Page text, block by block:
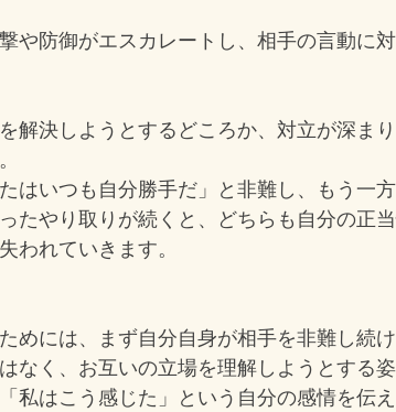
や防御がエスカレートし、相手の言動に
解決しようとするどころか、対立が深ま
はいつも自分勝手だ」と非難し、もう一
たやり取りが続くと、どちらも自分の正
われていきます。
めには、まず自分自身が相手を非難し続け
なく、お互いの立場を理解しようとする
私はこう感じた」という自分の感情を伝え